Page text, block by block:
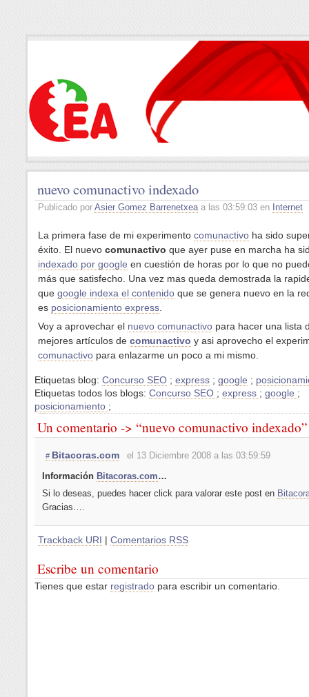
nuevo comunactivo indexado
Publicado por Asier Gomez Barrenetxeaa las 03:59:03 en Internet
La primera fase de mi experimento comunactivo ha sido
éxito. El nuevo comunactivo que ayer puse en marcha ha
indexado por google en cuestión de horas por lo que no
más que satisfecho. Una vez mas queda demostrada la
que google indexa el contenido que se genera nuevo en la
es posicionamiento express
Voy a aprovechar el nuevo comunactivo para hacer una lista
mejores artículos de comunactivo y asi aprovecho el
comunactivo para enlazarme un poco a mi mismo.
Etiquetas blog: Concurso SEO ; express ; google ;
Etiquetas todos los blogs: Concurso SEO ; express ; google ;
posicionamiento ;
Un comentario -> “nuevo comunactivo indexado”
# Bitacoras.com
el 13 Diciembre 2008 a las 03:59:59
Información Bitacoras.com…
Si lo deseas, puedes hacer click para valorar este post en
Gracias….
Trackback URI | Comentarios RSS
Escribe un comentario
Tienes que estar registrado para escribir un comentario.